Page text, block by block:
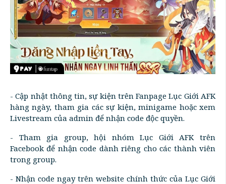
- Cập nhật thông tin, sự kiện trên Fanpage Lục Giới AFK
hàng ngày, tham gia các sự kiện, minigame hoặc xem
Livestream của admin để nhận code độc quyền.
- Tham gia group, hội nhóm Lục Giới AFK trên
Facebook để nhận code dành riêng cho các thành viên
trong group.
- Nhận code ngay trên website chính thức của Lục Giới